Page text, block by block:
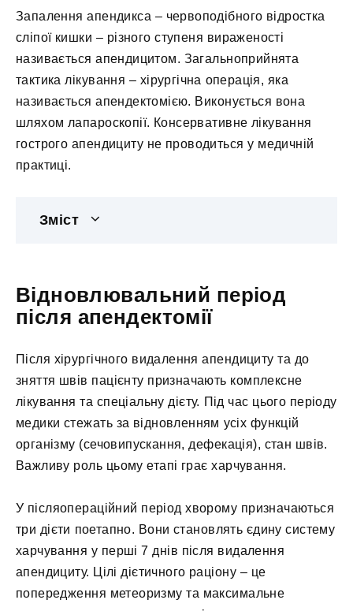
Запалення апендикса – червоподібного відростка
сліпої кишки – різного ступеня вираженості
називається апендицитом. Загальноприйнята
тактика лікування – хірургічна операція, яка
називається апендектомією. Виконується вона
шляхом лапароскопії. Консервативне лікування
гострого апендициту не проводиться у медичній
практиці.
Зміст
Відновлювальний період
після апендектомії
Після хірургічного видалення апендициту та до
зняття швів пацієнту призначають комплексне
лікування та спеціальну дієту. Під час цього періоду
медики стежать за відновленням усіх функцій
організму (сечовипускання, дефекація), стан швів.
Важливу роль цьому етапі грає харчування.
У післяопераційний період хворому призначаються
три дієти поетапно. Вони становлять єдину систему
харчування у перші 7 днів після видалення
апендициту. Цілі дієтичного раціону – це
попередження метеоризму та максимальне